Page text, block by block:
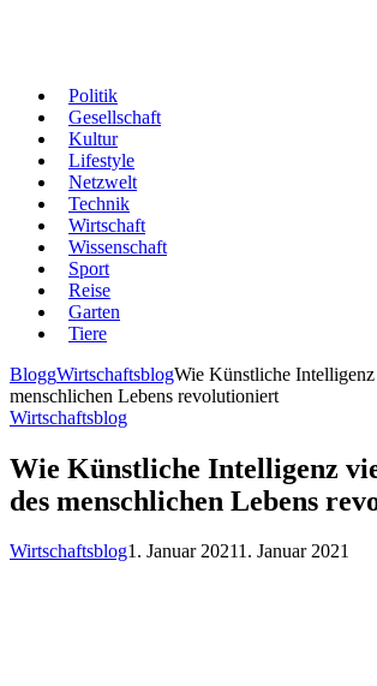
Politik
Gesellschaft
Kultur
Lifestyle
Netzwelt
Technik
Wirtschaft
Wissenschaft
Sport
Reise
Garten
Tiere
BloggWirtschaftsblogWie Künstliche
menschlichen Lebens revolutioniert
Wirtschaftsblog
Wie Künstliche Intelligenz
des menschlichen Lebens
Wirtschaftsblog1. Januar 20211. Januar 2021